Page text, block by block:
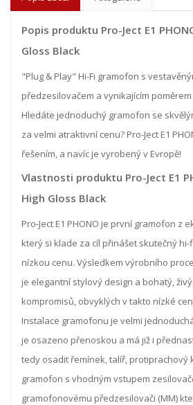
Popis produktu Pro-Ject E1
Gloss Black
"Plug & Play" Hi-Fi gramofon s
předzesilovačem a vynikajícím
Hledáte jednoduchý gramofon se
za velmi atraktivní cenu? Pro-Ject E1
řešením, a navíc je vyrobený v Evropě!
Vlastnosti produktu Pro-Ject E1
High Gloss Black
Pro-Ject E1 PHONO je první gramofon z
který si klade za cíl přinášet skutečný
nízkou cenu. Výsledkem výrobního
je elegantní stylový design a bohatý,
kompromisů, obvyklých v takto nízké
Instalace gramofonu je velmi
je osazeno přenoskou a má již i
tedy osadit řemínek, talíř, protiprachový
gramofon s vhodným vstupem
gramofonovému předzesilovači (MM)